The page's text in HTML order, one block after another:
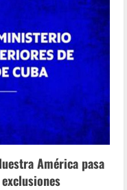
América pasa